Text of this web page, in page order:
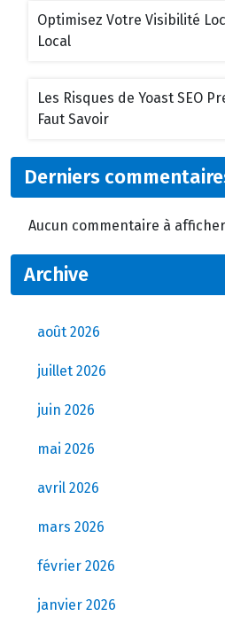
Optimisez Votre Visibilité
Local
Les Risques de Yoast SEO
Faut Savoir
Derniers
Aucun commentaire à
Archive
août 2026
juillet 2026
juin 2026
mai 2026
avril 2026
mars 2026
février 2026
janvier 2026